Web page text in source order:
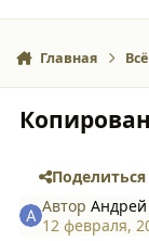
Главная
Поделиться
Автор
12 февраля,